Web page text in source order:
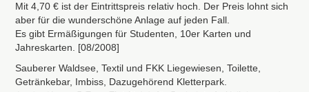
Mit 4,70 € ist der Eintrittspreis relativ hoch. Der Preis lohnt sich
aber für die wunderschöne Anlage auf jeden Fall.
Es gibt Ermäßigungen für Studenten, 10er Karten und
Jahreskarten. [08/2008]
Sauberer Waldsee, Textil und FKK Liegewiesen, Toilette,
Getränkebar, Imbiss, Dazugehörend Kletterpark.